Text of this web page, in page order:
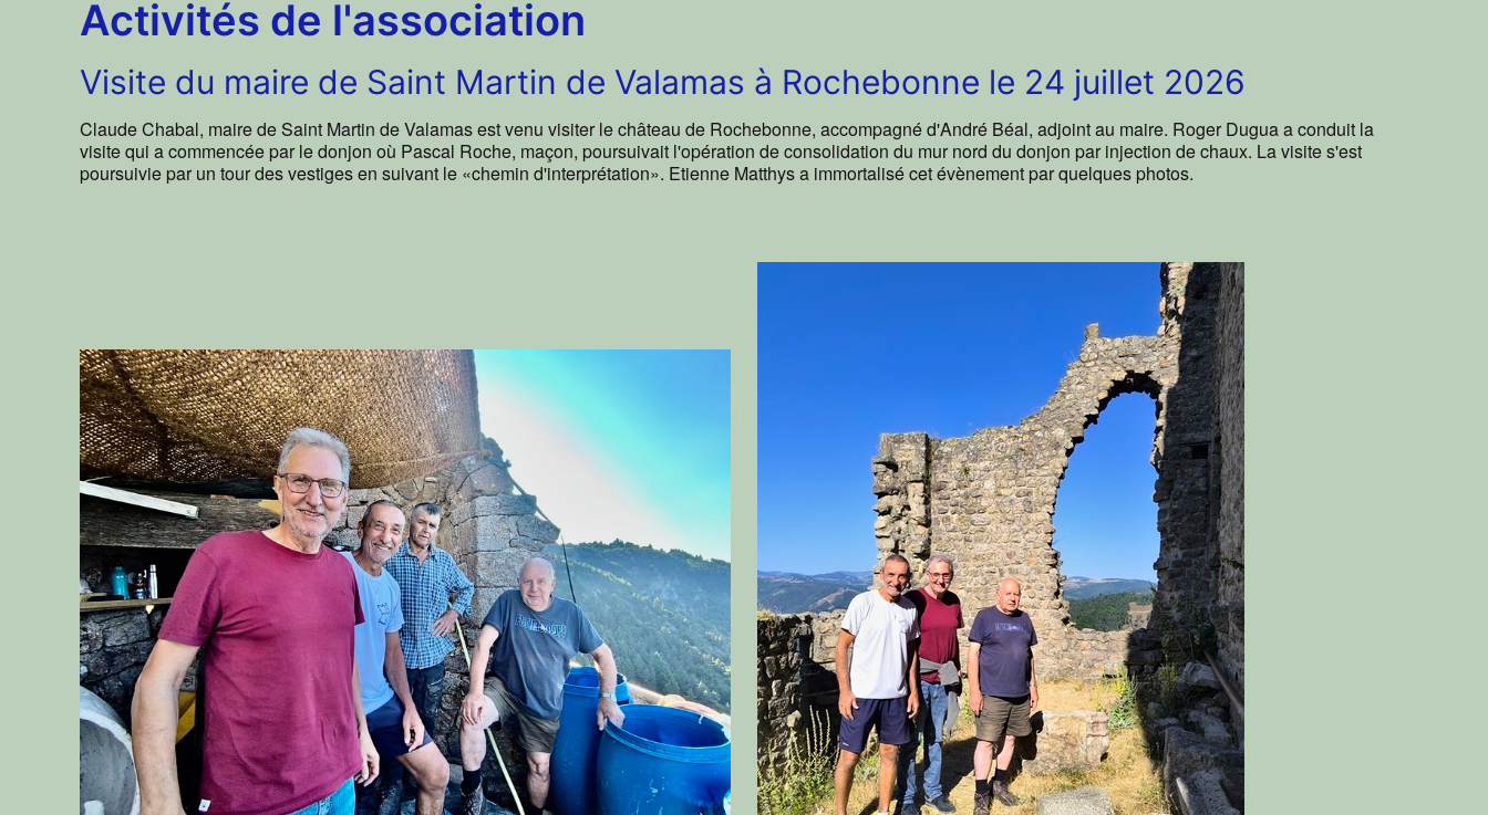
Activités de l'association
Visite du maire de Saint Martin de Valamas à Rochebonne le 24 juillet 2026
Claude Chabal, maire de Saint Martin de Valamas est venu visiter le château de Rochebonne, accompagné d'André Béal, adjoint au maire. Roger Dugua a conduit la
visite qui a commencée par le donjon où Pascal Roche, maçon, poursuivait l'opération de consolidation du mur nord du donjon par injection de chaux. La visite s'est
poursuivie par un tour des vestiges en suivant le «chemin d'interprétation». Etienne Matthys a immortalisé cet évènement par quelques photos.